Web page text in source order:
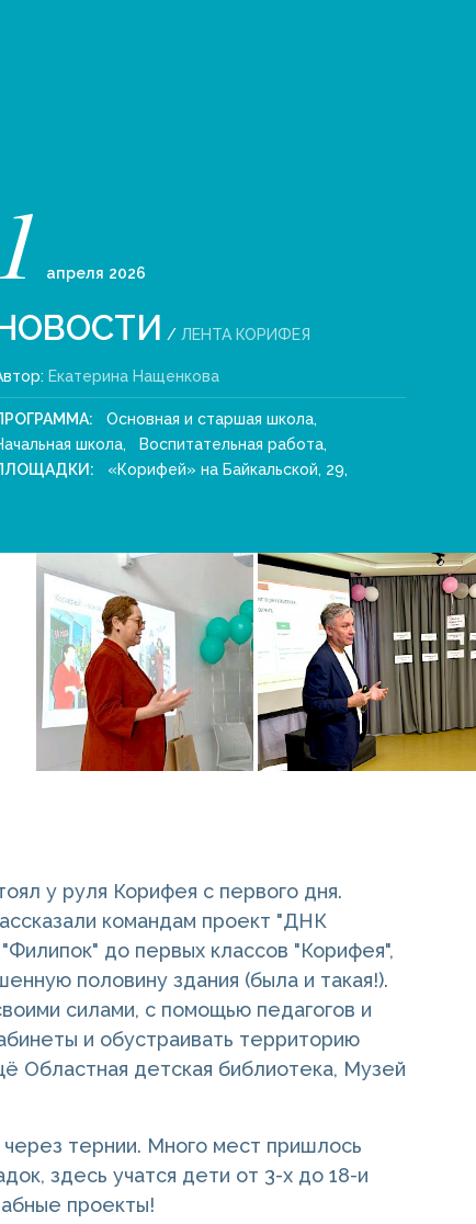
апреля 2026
/ ЛЕНТА КОРИФЕЯ
Екатерина Нащенкова
Основная и старшая школа,
школа, Воспитательная работа,
«Корифей» на Байкальской, 29,
у руля Корифея с первого дня.
командам проект "ДНК
до первых классов "Корифея",
половину здания (была и такая!).
силами, с помощью педагогов и
и обустраивать территорию
Областная детская библиотека, Музей
через тернии. Много мест пришлось
здесь учатся дети от 3-х до 18-и
проекты!